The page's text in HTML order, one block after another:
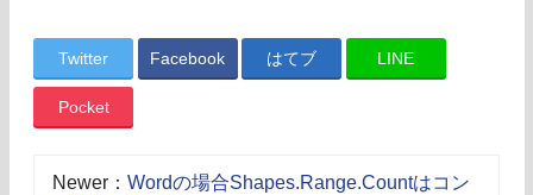
Twitter Facebook はてブ LINE
Pocket
Newer： Wordの場合Shapes.Range.Countはコン